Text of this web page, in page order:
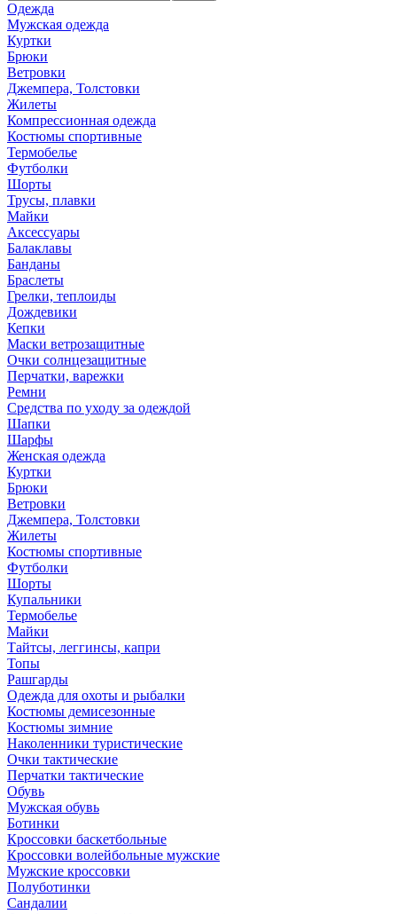
Одежда
Мужская одежда
Куртки
Брюки
Ветровки
Джемпера, Толстовки
Жилеты
Компрессионная одежда
Костюмы спортивные
Термобелье
Футболки
Шорты
Трусы, плавки
Майки
Аксессуары
Балаклавы
Банданы
Браслеты
Грелки, теплоиды
Дождевики
Кепки
Маски ветрозащитные
Очки солнцезащитные
Перчатки, варежки
Ремни
Средства по уходу за одеждой
Шапки
Шарфы
Женская одежда
Куртки
Брюки
Ветровки
Джемпера, Толстовки
Жилеты
Костюмы спортивные
Футболки
Шорты
Купальники
Термобелье
Майки
Тайтсы, леггинсы, капри
Топы
Рашгарды
Одежда для охоты и рыбалки
Костюмы демисезонные
Костюмы зимние
Наколенники туристические
Очки тактические
Перчатки тактические
Обувь
Мужская обувь
Ботинки
Кроссовки баскетбольные
Кроссовки волейбольные мужские
Мужские кроссовки
Полуботинки
Сандалии